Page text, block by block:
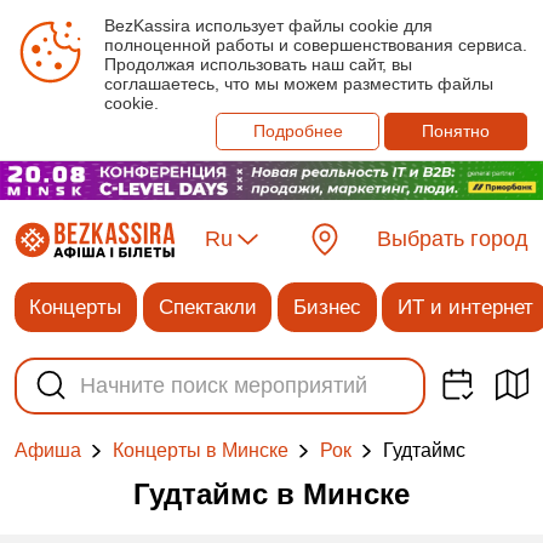
BezKassira использует файлы cookie для
полноценной работы и совершенствования сервиса.
Продолжая использовать наш сайт, вы
соглашаетесь, что мы можем разместить файлы
cookie.
Подробнее
Понятно
Ru Выбрать город
Концерты Спектакли Бизнес ИТ и интернет
Афиша Концерты в Минске Рок Гудтаймс
Гудтаймс в Минске